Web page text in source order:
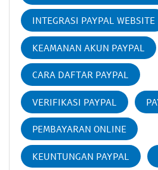
INTEGRASI PAYPAL WEBSITE
KEAMANAN AKUN PAYPAL
CARA DAFTAR PAYPAL
VERIFIKASI PAYPAL
PEMBAYARAN ONLINE
KEUNTUNGAN PAYPAL